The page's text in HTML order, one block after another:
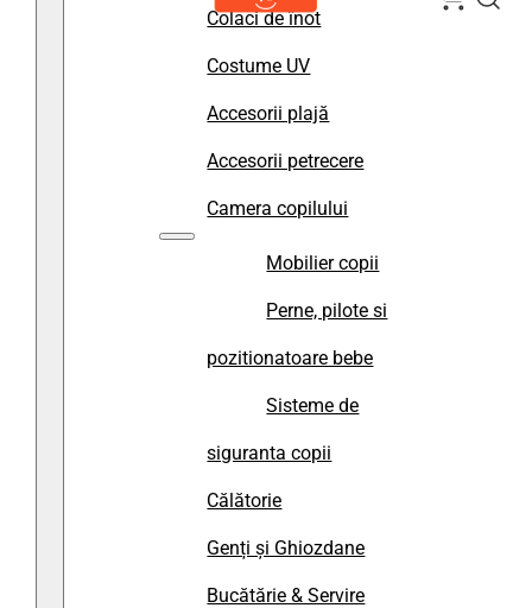
Colaci de înot
Costume UV
Accesorii plajă
Accesorii petrecere
Camera copilului
Mobilier copii
Perne, pilote si
pozitionatoare bebe
Sisteme de
siguranta copii
Călătorie
Genți și Ghiozdane
Bucătărie & Servire